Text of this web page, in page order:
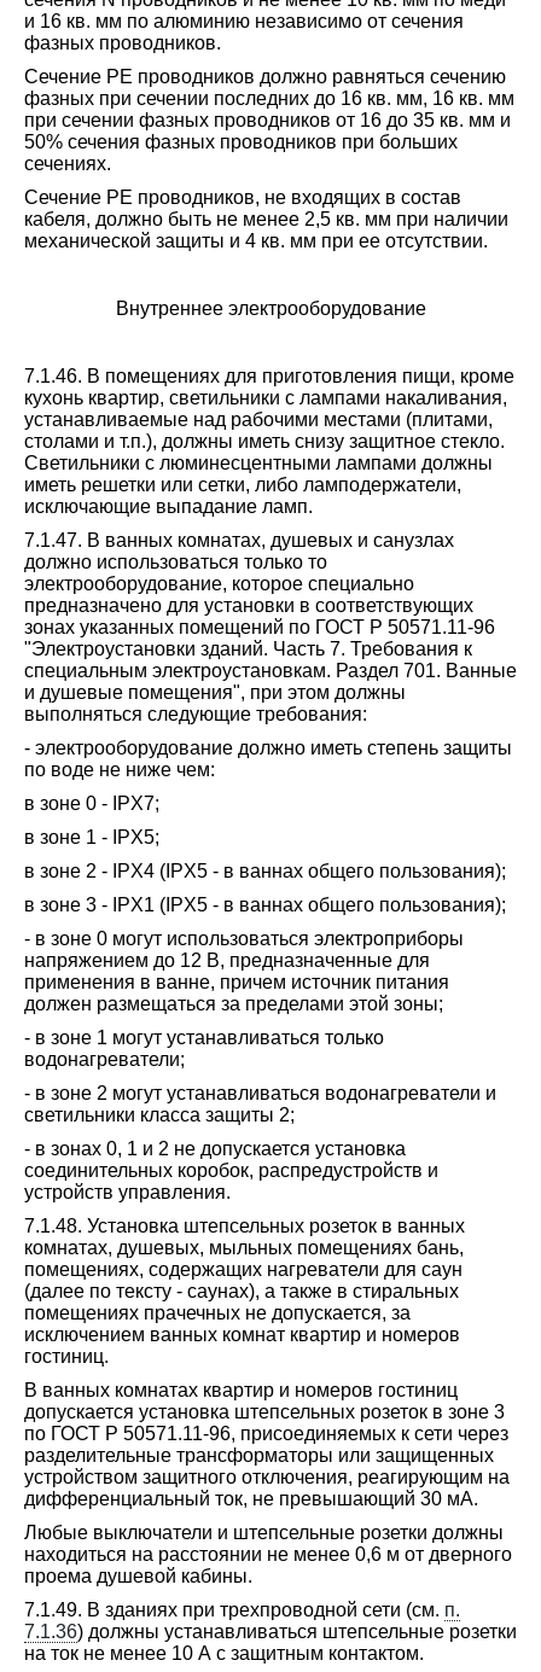
и 16 кв. мм по алюминию независимо от сечения
фазных проводников.
Сечение PE проводников должно равняться сечению
фазных при сечении последних до 16 кв. мм, 16 кв. мм
при сечении фазных проводников от 16 до 35 кв. мм и
50% сечения фазных проводников при больших
сечениях.
Сечение PE проводников, не входящих в состав
кабеля, должно быть не менее 2,5 кв. мм при наличии
механической защиты и 4 кв. мм при ее отсутствии.
Внутреннее электрооборудование
7.1.46. В помещениях для приготовления пищи, кроме
кухонь квартир, светильники с лампами накаливания,
устанавливаемые над рабочими местами (плитами,
столами и т.п.), должны иметь снизу защитное стекло.
Светильники с люминесцентными лампами должны
иметь решетки или сетки, либо ламподержатели,
исключающие выпадание ламп.
7.1.47. В ванных комнатах, душевых и санузлах
должно использоваться только то
электрооборудование, которое специально
предназначено для установки в соответствующих
зонах указанных помещений по ГОСТ Р 50571.11-96
"Электроустановки зданий. Часть 7. Требования к
специальным электроустановкам. Раздел 701. Ванные
и душевые помещения", при этом должны
выполняться следующие требования:
- электрооборудование должно иметь степень защиты
по воде не ниже чем:
в зоне 0 - IPX7;
в зоне 1 - IPX5;
в зоне 2 - IPX4 (IPX5 - в ваннах общего пользования);
в зоне 3 - IPX1 (IPX5 - в ваннах общего пользования);
- в зоне 0 могут использоваться электроприборы
напряжением до 12 В, предназначенные для
применения в ванне, причем источник питания
должен размещаться за пределами этой зоны;
- в зоне 1 могут устанавливаться только
водонагреватели;
- в зоне 2 могут устанавливаться водонагреватели и
светильники класса защиты 2;
- в зонах 0, 1 и 2 не допускается установка
соединительных коробок, распредустройств и
устройств управления.
7.1.48. Установка штепсельных розеток в ванных
комнатах, душевых, мыльных помещениях бань,
помещениях, содержащих нагреватели для саун
(далее по тексту - саунах), а также в стиральных
помещениях прачечных не допускается, за
исключением ванных комнат квартир и номеров
гостиниц.
В ванных комнатах квартир и номеров гостиниц
допускается установка штепсельных розеток в зоне 3
по ГОСТ Р 50571.11-96, присоединяемых к сети через
разделительные трансформаторы или защищенных
устройством защитного отключения, реагирующим на
дифференциальный ток, не превышающий 30 мА.
Любые выключатели и штепсельные розетки должны
находиться на расстоянии не менее 0,6 м от дверного
проема душевой кабины.
7.1.49. В зданиях при трехпроводной сети (см. п.
7.1.36) должны устанавливаться штепсельные розетки
на ток не менее 10 А с защитным контактом.